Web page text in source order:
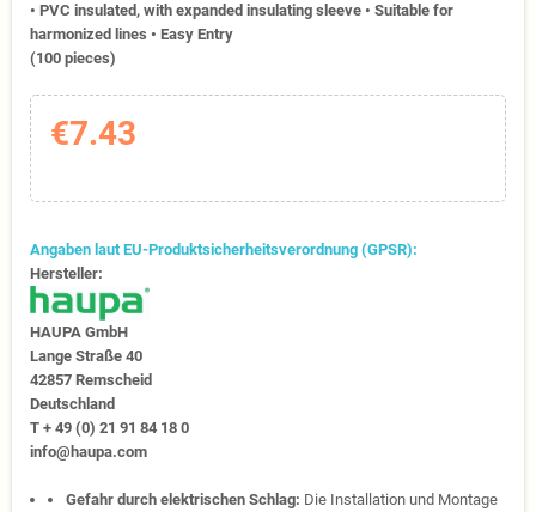
• PVC insulated, with expanded insulating sleeve • Suitable for
harmonized lines • Easy Entry
(100 pieces)
€7.43
Angaben laut EU-Produktsicherheitsverordnung (GPSR):
Hersteller:
HAUPA GmbH
Lange Straße 40
42857 Remscheid
Deutschland
T + 49 (0) 21 91 84 18 0
info@haupa.com
Gefahr durch elektrischen Schlag: Die Installation und Montage